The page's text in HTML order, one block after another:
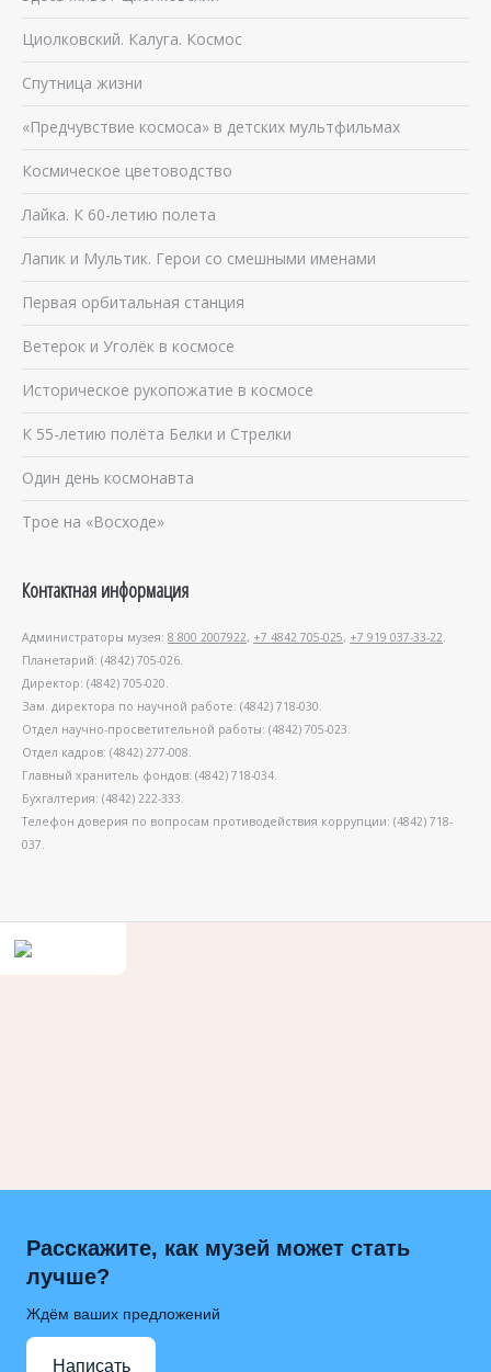
Циолковский. Калуга. Космос
Спутница жизни
«Предчувствие космоса» в детских мультфильмах
Космическое цветоводство
Лайка. К 60-летию полета
Лапик и Мультик. Герои со смешными именами
Первая орбитальная станция
Ветерок и Уголёк в космосе
Историческое рукопожатие в космосе
К 55-летию полёта Белки и Стрелки
Один день космонавта
Трое на «Восходе»
Контактная информация
Администраторы музея: 8 800 2007922, +7 4842 705-025, +7 919 037-33-22.
Планетарий: (4842) 705-026.
Директор: (4842) 705-020.
Зам. директора по научной работе: (4842) 718-030.
Отдел научно-просветительной работы: (4842) 705-023.
Отдел кадров: (4842) 277-008.
Главный хранитель фондов: (4842) 718-034.
Бухгалтерия: (4842) 222-333.
Телефон доверия по вопросам противодействия коррупции: (4842) 718-
037.
Расскажите, как музей может стать
лучше?
Ждём ваших предложений
Написать